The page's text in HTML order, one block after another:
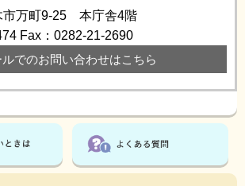
市万町9-25 本庁舎4階
Fax：0282-21-2690
ルでのお問い合わせはこちら